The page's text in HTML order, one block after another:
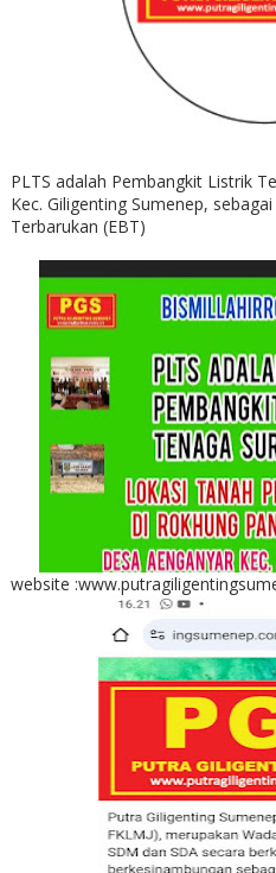
PLTS adalah Pembangkit Listrik
Kec. Giligenting Sumenep,
Terbarukan (EBT)
website